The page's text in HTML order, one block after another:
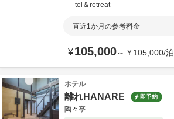
tel＆retreat
直近1か月の参考料金
¥105,000～ ¥105,000/泊
ホテル
離れHANARE 即予約
陶々亭